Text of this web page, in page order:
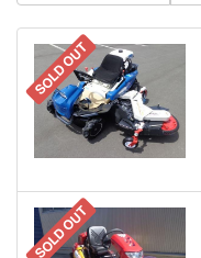
SOLD OUT
SOLD OUT